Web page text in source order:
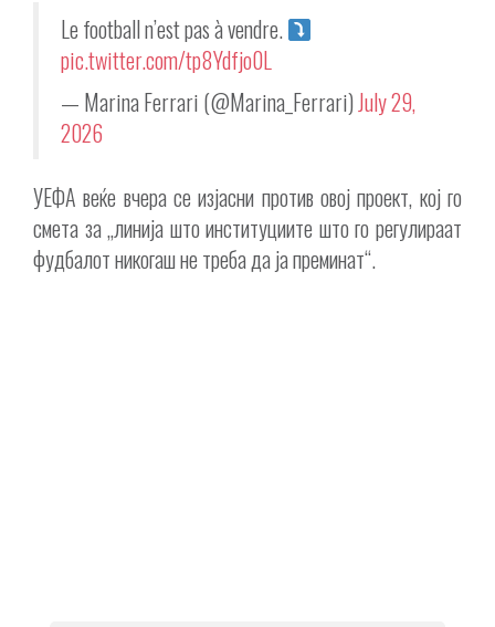
Le football n’est pas à vendre.
pic.twitter.com/tp8Ydfjo0L
— Marina Ferrari (@Marina_Ferrari)July 29,
2026
УЕФА веќе вчера се изјасни против овој проект, кој го
смета за „линија што институциите што го регулираат
фудбалот никогаш не треба да ја преминат“.